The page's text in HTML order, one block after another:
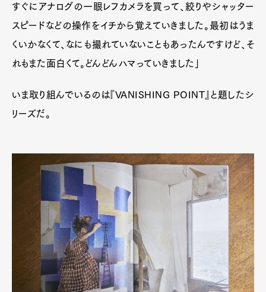
すぐにアナログの一眼レフカメラを買って、絞りやシャッター
スピードなどの操作をイチから覚えていきました。最初はうま
くいかなくて、なにも撮れていないこともあったんですけど、そ
れもまた面白くて。どんどんハマっていきました」
いま取り組んでいるのは『VANISHING POINT』と題したシ
リーズだ。